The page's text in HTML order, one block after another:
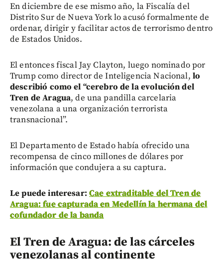
En diciembre de ese mismo año, la Fiscalía del
Distrito Sur de Nueva York lo acusó formalmente de
ordenar, dirigir y facilitar actos de terrorismo dentro
de Estados Unidos.
El entonces fiscal Jay Clayton, luego nominado por
Trump como director de Inteligencia Nacional, lo
describió como el “cerebro de la evolución del
Tren de Aragua, de una pandilla carcelaria
venezolana a una organización terrorista
transnacional”.
El Departamento de Estado había ofrecido una
recompensa de cinco millones de dólares por
información que condujera a su captura.
Le puede interesar: Cae extraditable del Tren de
Aragua: fue capturada en Medellín la hermana del
cofundador de la banda
El Tren de Aragua: de las cárceles
venezolanas al continente